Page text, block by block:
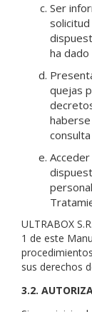
Ser
ha
quejas
ULTRABOX
1 de este
sus derechos
3.2.